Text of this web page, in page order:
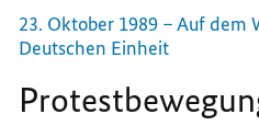
23. Oktober 1989 – Auf dem
Deutschen Einheit